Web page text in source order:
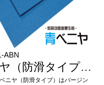
ABN
（防滑タイプ…
ニヤ（防滑タイブ）はバージン